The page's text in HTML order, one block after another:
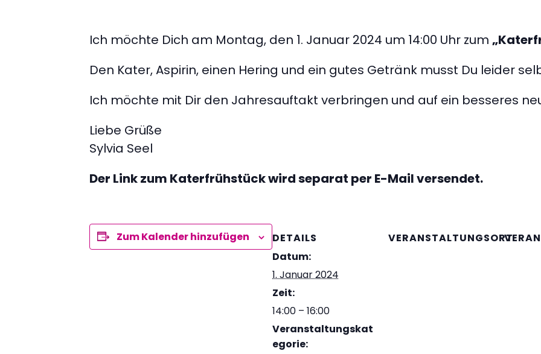
Ich möchte Dich am Montag, den 1. Januar 2024 um 14:00 Uhr zum
Den Kater, Aspirin, einen Hering und ein gutes Getränk musst Du leider
Ich möchte mit Dir den Jahresauftakt verbringen und auf ein besseres
Liebe Grüße
Sylvia Seel
Der Link zum Katerfrühstück wird separat per E-Mail versendet.
Zum Kalender hinzufügen
DETAILS
Datum:
1. Januar 2024
Zeit:
14:00 – 16:00
Veranstaltungskat
egorie:
VERANSTALTUNGSORT